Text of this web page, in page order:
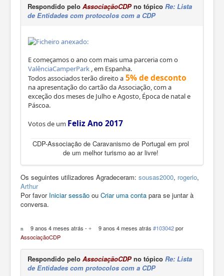
Respondido pelo AssociaçãoCDPno tópico Re: Lista
de Entidades com protocolos com a CDP
E começamos o ano com mais uma parceria com o
ValênciaCamperPark , em Espanha.
Todos associados terão direito a 5% de desconto
na apresentação do cartão da Associação, com a
exceção dos meses de Julho e Agosto, Época de natal e
Páscoa.
Votos de um Feliz Ano 2017
CDP-Associação de Caravanismo de Portugal em prol
de um melhor turismo ao ar livre!
Os seguintes utilizadores Agradeceram: sousas2000, rogerio,
Arthur
Por favor Iniciar sessão ou Criar uma conta para se juntar à
conversa.
9 anos 4 meses atrás - 9 anos 4 meses atrás #103042 por
AssociaçãoCDP
Respondido pelo AssociaçãoCDPno tópico Re: Lista
de Entidades com protocolos com a CDP